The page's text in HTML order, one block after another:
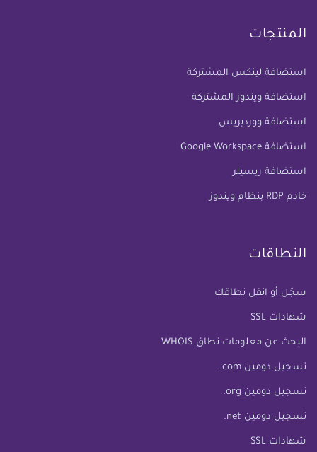
المنتجات
استضافة لينكس المشتركة
استضافة ويندوز المشتركة
استضافة ووردبريس
استضافة Google Workspace
استضافة ريسيلر
خادم RDP بنظام ويندوز
النطاقات
سجّل أو انقل نطاقك
شهادات SSL
البحث عن معلومات نطاق WHOIS
تسجيل دومين com.
تسجيل دومين org.
تسجيل دومين net.
شهادات SSL